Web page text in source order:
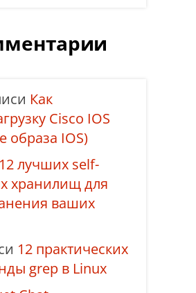
Как
Cisco IOS
образа IOS)
12 лучших self-
хранилищ для
ваших
12 практических
grep в Linux